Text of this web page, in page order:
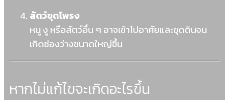
สัตว์ขุดโพรง
หนู งู หรือสัตว์อื่น ๆ อาจเข้าไปอาศัยและขุดดินจน
เกิดช่องว่างขนาดใหญ่ขึ้น
หากไม่แก้ไขจะเกิดอะไรขึ้น